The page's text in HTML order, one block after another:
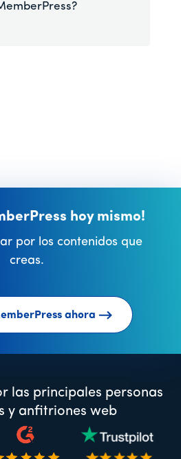
hoy mismo!
por los contenidos que
creas.
ahora
las principales personas
y anfitriones web